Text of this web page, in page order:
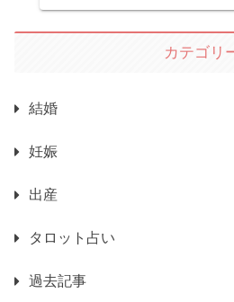
カテゴリ
結婚
妊娠
出産
タロット占い
過去記事